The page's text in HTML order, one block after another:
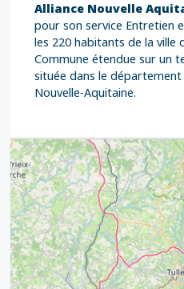
Alliance Nouvelle
pour son service Entretien
les 220 habitants de la ville
Commune étendue sur un
située dans le département
Nouvelle-Aquitaine.
5
7
8
6
7
8
17